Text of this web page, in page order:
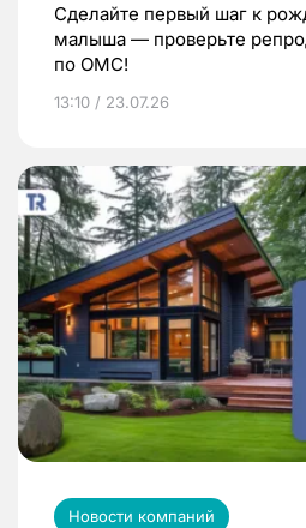
Сделайте первый шаг к
малыша — проверьте
по ОМС!
13:10 / 23.07.26
Новости компаний